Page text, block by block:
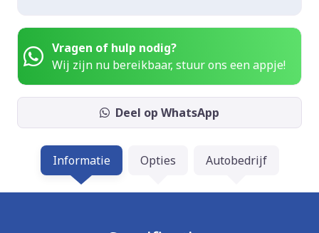
Vragen of hulp nodig?
Wij zijn nu bereikbaar, stuur ons een appje!
Deel op WhatsApp
Informatie Opties Autobedrijf